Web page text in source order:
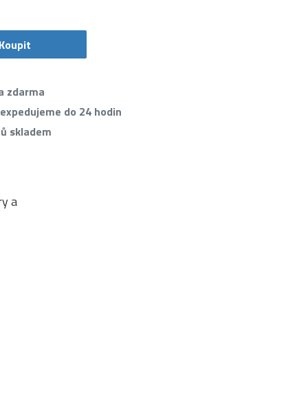
zdarma
do 24 hodin
skladem
a